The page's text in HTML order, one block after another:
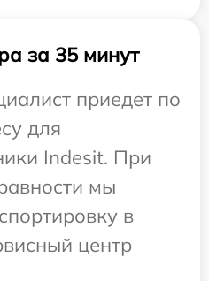
за 35 минут
приедет по
для
Indesit. При
мы
в
центр